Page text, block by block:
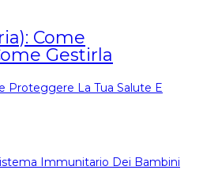
Come
Gestirla
Proteggere La Tua Salute E
Immunitario Dei Bambini